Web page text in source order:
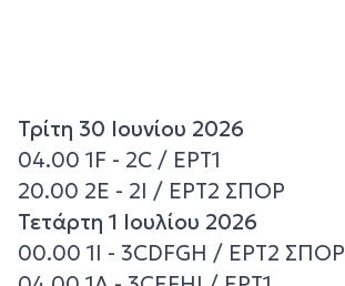
Τρίτη 30 Ιουνίου 2026
04.00 1F - 2C / ΕΡΤ1
20.00 2E - 2I / ΕΡΤ2 ΣΠΟΡ
Τετάρτη 1 Ιουλίου 2026
00.00 1I - 3CDFGH / ΕΡΤ2 ΣΠΟΡ